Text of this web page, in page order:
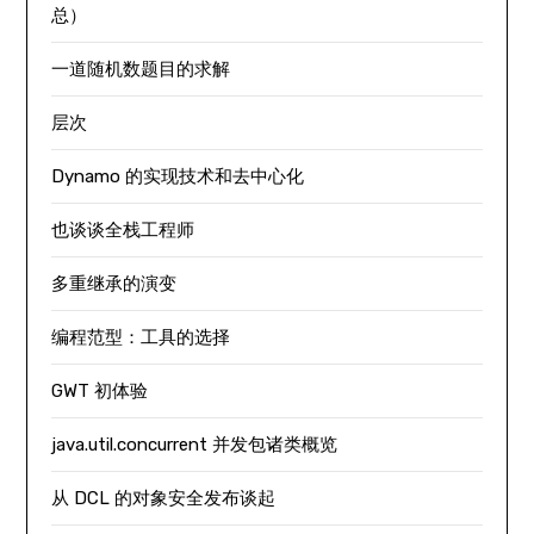
总）
一道随机数题目的求解
层次
Dynamo 的实现技术和去中心化
也谈谈全栈工程师
多重继承的演变
编程范型：工具的选择
GWT 初体验
java.util.concurrent 并发包诸类概览
从 DCL 的对象安全发布谈起